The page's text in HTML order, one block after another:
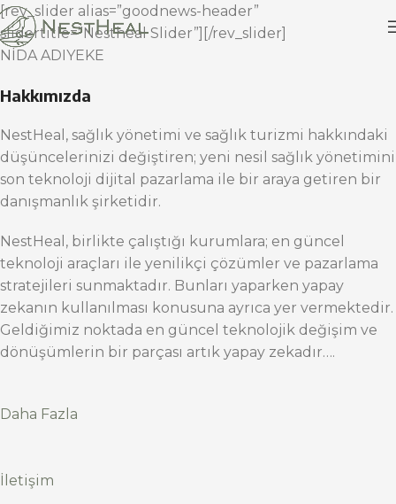
[rev_slider alias=”goodnews-header”
slidertitle=”Nestheal Slider”][/rev_slider]
NİDA ADIYEKE
Hakkımızda
NestHeal, sağlık yönetimi ve sağlık turizmi hakkındaki
düşüncelerinizi değiştiren; yeni nesil sağlık yönetimini
son teknoloji dijital pazarlama ile bir araya getiren bir
danışmanlık şirketidir.
NestHeal, birlikte çalıştığı kurumlara; en güncel
teknoloji araçları ile yenilikçi çözümler ve pazarlama
stratejileri sunmaktadır. Bunları yaparken yapay
zekanın kullanılması konusuna ayrıca yer vermektedir.
Geldiğimiz noktada en güncel teknolojik değişim ve
dönüşümlerin bir parçası artık yapay zekadır….
Daha Fazla
İletişim